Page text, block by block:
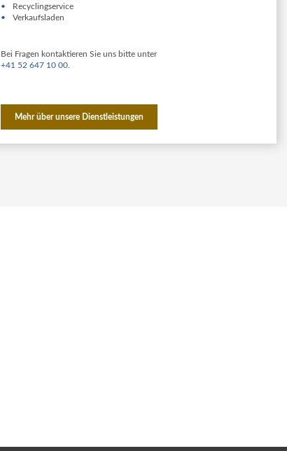
Recyclingservice
Verkaufsladen
Bei Fragen kontaktieren Sie uns bitte unter
+41 52 647 10 00
Mehr über unsere Dienstleistungen